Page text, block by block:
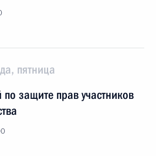
пятница
защите прав участников